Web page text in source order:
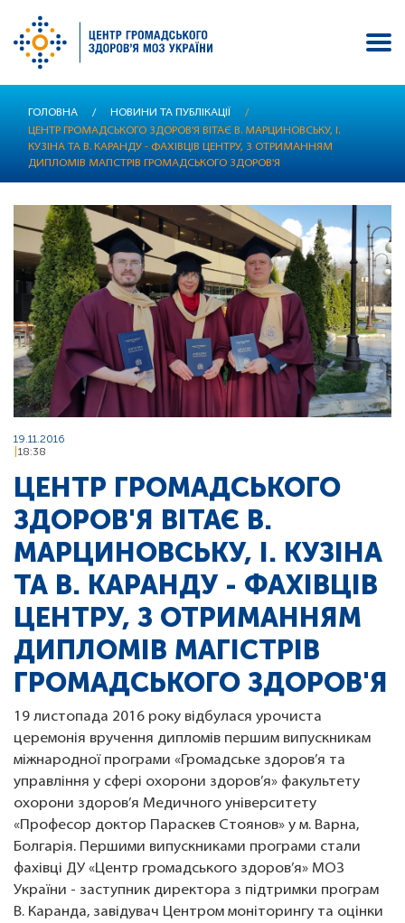
основного
вмісту
ГОЛОВНА / НОВИНИ ТА ПУБЛІКАЦІЇ
/
ЦЕНТР ГРОМАДСЬКОГО ЗДОРОВ'Я ВІТАЄ В. МАРЦИНОВСЬКУ, І.
КУЗІНА ТА В. КАРАНДУ - ФАХІВЦІВ ЦЕНТРУ, З ОТРИМАННЯМ
ДИПЛОМІВ МАГІСТРІВ ГРОМАДСЬКОГО ЗДОРОВ'Я
19.11.2016
18:38
ЦЕНТР ГРОМАДСЬКОГО
ЗДОРОВ'Я ВІТАЄ В.
МАРЦИНОВСЬКУ, І. КУЗІНА
ТА В. КАРАНДУ - ФАХІВЦІВ
ЦЕНТРУ, З ОТРИМАННЯМ
ДИПЛОМІВ МАГІСТРІВ
ГРОМАДСЬКОГО ЗДОРОВ'Я
19 листопада 2016 року відбулася урочиста
церемонія вручення дипломів першим випускникам
міжнародної програми «Громадське здоров’я та
управління у сфері охорони здоров’я» факультету
охорони здоров’я Медичного університету
«Професор доктор Параскев Стоянов» у м. Варна,
Болгарія. Першими випускниками програми стали
фахівці ДУ «Центр громадського здоров’я» МОЗ
України - заступник директора з підтримки програм
В. Каранда, завідувач Центром моніторингу та оцінки